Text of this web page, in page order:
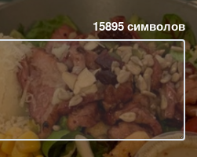
15895символов